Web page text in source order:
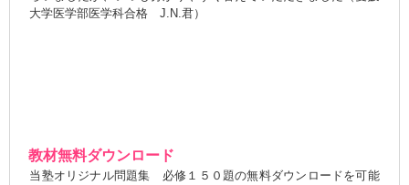
大学医学部医学科合格 J.N.君）
教材無料ダウンロード
当塾オリジナル問題集 必修１５０題の無料ダウンロードを可能